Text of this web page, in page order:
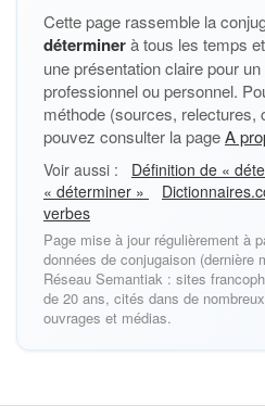
Cette page rassemble la
déterminerà tous les temps
une présentation claire pour
professionnel ou personnel.
méthode (sources, relectures,
pouvez consulter la pageA
Voir aussi : Définition de «
« déterminer »
verbes
Page mise à jour régulièrement à
données de conjugaison (dernière
Réseau Semantiak : sites
de 20 ans, cités dans de
ouvrages et médias.